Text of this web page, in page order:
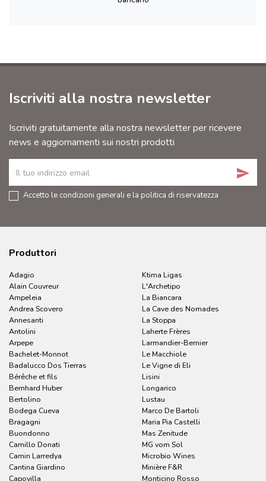
Iscriviti alla nostra newsletter
Iscriviti gratuitamente alla nostra newsletter per ricevere
news e aggiornamenti sui nostri prodotti
send
Accetto le condizioni generali e la politica di riservatezza
Produttori
Adagio
Alain Couvreur
Ampeleia
Andrea Scovero
Annesanti
Antolini
Arpepe
Bachelet-Monnot
Badalucco Dos Tierras
Bérêche et fils
Bernhard Huber
Bertolino
Bodega Cueva
Bragagni
Buondonno
Camillo Donati
Camin Larredya
Cantina Giardino
Capovilla
Ktima Ligas
L'Archetipo
La Biancara
La Cave des Nomades
La Stoppa
Laherte Frères
Larmandier-Bernier
Le Macchiole
Le Vigne di Eli
Lisini
Longarico
Lustau
Marco De Bartoli
Maria Pia Castelli
Mas Zenitude
MG vom Sol
Microbio Wines
Minière F&R
Monticino Rosso